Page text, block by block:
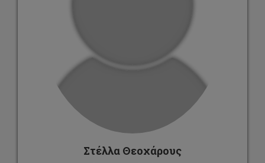
Στέλλα Θεοχάρους